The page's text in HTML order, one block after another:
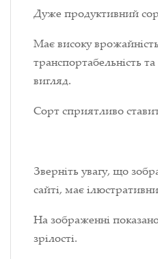
Дуже продуктивний
Має високу
транспортабельність
вигляд.
Сорт сприятливо
Зверніть увагу, що
сайті, має
На зображенні
зрілості.